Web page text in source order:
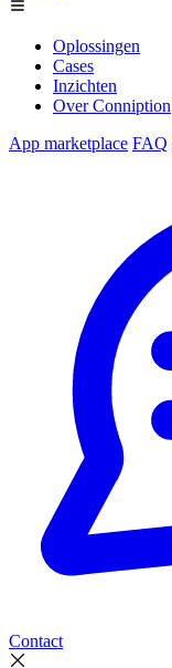
Oplossingen
Cases
Inzichten
Over Conniption
App marketplace FAQ
Contact